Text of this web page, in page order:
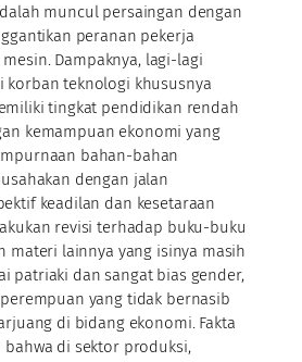
muncul persaingan dengan
peranan pekerja
Dampaknya, lagi-lagi
korban teknologi khususnya
tingkat pendidikan rendah
kemampuan ekonomi yang
bahan-bahan
dengan jalan
keadilan dan kesetaraan
revisi terhadap buku-buku
materi lainnya yang isinya masih
patriaki dan sangat bias gender,
yang tidak bernasib
di bidang ekonomi. Fakta
bahwa di sektor produksi,